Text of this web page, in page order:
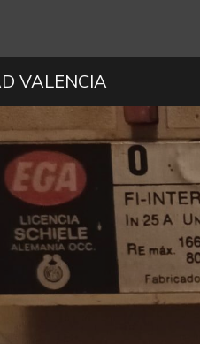
VALENCIA